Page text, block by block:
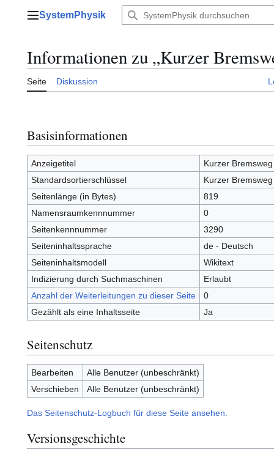
Hauptmenü
SystemPhysik
Informationen zu „Kurzer
Seite Diskussion
Basisinformationen
Anzeigetitel
Kurzer Bremsweg
Standardsortierschlüssel
Kurzer Bremsweg
Seitenlänge (in Bytes)
819
Namensraumkennnummer
0
Seitenkennnummer
3290
Seiteninhaltssprache
de - Deutsch
Seiteninhaltsmodell
Wikitext
Indizierung durch Suchmaschinen
Erlaubt
Anzahl der Weiterleitungen zu dieser Seite
0
Gezählt als eine Inhaltsseite
Ja
Seitenschutz
Bearbeiten
Alle Benutzer (unbeschränkt)
Verschieben
Alle Benutzer (unbeschränkt)
Das Seitenschutz-Logbuch für diese Seite ansehen.
Versionsgeschichte